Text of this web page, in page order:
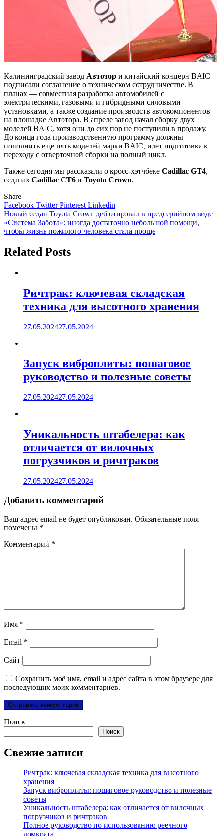
Калининградский завод Автотор и китайский концерн BAIC
подписали соглашение о техническом сотрудничестве. В
планах — совместная разработка автомобилей с
электрическими, газовыми и гибридными силовыми
установками, а также создание производств автокомпонентов
на площадке Автотора. В апреле завод начал сборку двух
моделей BAIC, хотя они до сих пор не поступили в продажу.
До конца года производственную программу должны
пополнить еще пять моделей марки BAIC, идет подготовка к
переходу с отверточной сборки на полный цикл.
Также сегодня мы рассказали о кросс-хэтчбеке Cadillac GT4,
седанах Cadillac CT6 и Toyota Crown.
Share
Facebook TwitterPinterest Linkedin
Навигация
по
Новый седан Toyota Crown дебютировал в предсерийном виде
«Система Забота»: иногда достаточно небольшой помощи,
чтобы жизнь пожилого человека стала проще
Related Posts
Ричтрак: ключевая складская
техника для высотного хранения
27.05.202427.05.2024
Запуск виброплиты: пошаговое
руководство и полезные советы
27.05.202427.05.2024
Уникальность штабелера: как
отличается от вилочных
погрузчиков и ричтраков
27.05.202427.05.2024
Добавить комментарий
Ваш адрес email не будет опубликован. Обязательные поля
помечены *
Комментарий *
Имя *
Email *
Сайт
Сохранить моё имя, email и адрес сайта в этом браузере для
последующих моих комментариев.
Поиск
Поиск
Свежие записи
Ричтрак: ключевая складская техника для высотного
хранения
Запуск виброплиты: пошаговое руководство и полезные
советы
Уникальность штабелера: как отличается от вилочных
погрузчиков и ричтраков
Полное руководство по использованию реечного
домкрата